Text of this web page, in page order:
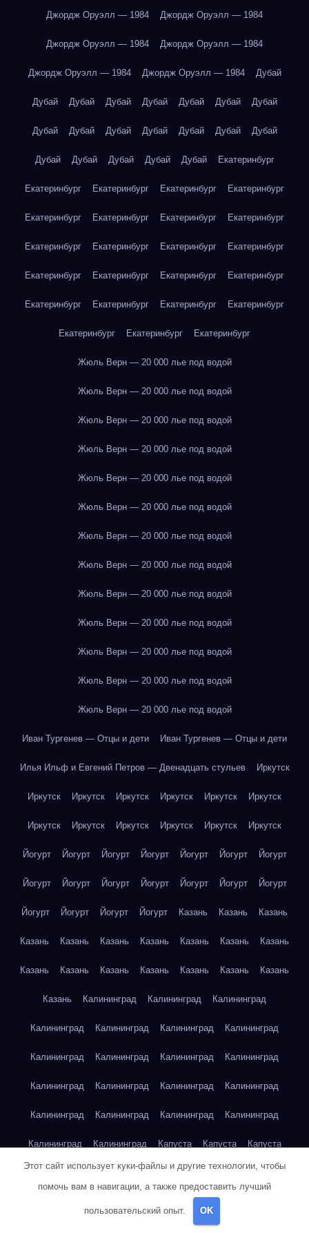
Джордж Оруэлл — 1984 Джордж Оруэлл — 1984
Джордж Оруэлл — 1984 Джордж Оруэлл — 1984
Джордж Оруэлл — 1984 Джордж Оруэлл — 1984 Дубай
Дубай Дубай Дубай Дубай Дубай Дубай Дубай
Дубай Дубай Дубай Дубай Дубай Дубай Дубай
Дубай Дубай Дубай Дубай Дубай Екатеринбург
Екатеринбург Екатеринбург Екатеринбург Екатеринбург
Екатеринбург Екатеринбург Екатеринбург Екатеринбург
Екатеринбург Екатеринбург Екатеринбург Екатеринбург
Екатеринбург Екатеринбург Екатеринбург Екатеринбург
Екатеринбург Екатеринбург Екатеринбург Екатеринбург
Екатеринбург Екатеринбург Екатеринбург
Жюль Верн — 20 000 лье под водой
Жюль Верн — 20 000 лье под водой
Жюль Верн — 20 000 лье под водой
Жюль Верн — 20 000 лье под водой
Жюль Верн — 20 000 лье под водой
Жюль Верн — 20 000 лье под водой
Жюль Верн — 20 000 лье под водой
Жюль Верн — 20 000 лье под водой
Жюль Верн — 20 000 лье под водой
Жюль Верн — 20 000 лье под водой
Жюль Верн — 20 000 лье под водой
Жюль Верн — 20 000 лье под водой
Жюль Верн — 20 000 лье под водой
Иван Тургенев — Отцы и дети Иван Тургенев — Отцы и дети
Илья Ильф и Евгений Петров — Двенадцать стульев Иркутск
Иркутск Иркутск Иркутск Иркутск Иркутск Иркутск
Иркутск Иркутск Иркутск Иркутск Иркутск Иркутск
Йогурт Йогурт Йогурт Йогурт Йогурт Йогурт Йогурт
Йогурт Йогурт Йогурт Йогурт Йогурт Йогурт Йогурт
Йогурт Йогурт Йогурт Йогурт Казань Казань Казань
Казань Казань Казань Казань Казань Казань Казань
Казань Казань Казань Казань Казань Казань Казань
Казань Калининград Калининград Калининград
Калининград Калининград Калининград Калининград
Калининград Калининград Калининград Калининград
Калининград Калининград Калининград Калининград
Калининград Калининград Калининград Калининград
Калининград Калининград Капуста Капуста Капуста
Капуста Капуста Капуста Капуста
Картофель
Этот сайт использует куки-файлы и другие технологии, чтобы
помочь вам в навигации, а также предоставить лучший
пользовательский опыт. OK